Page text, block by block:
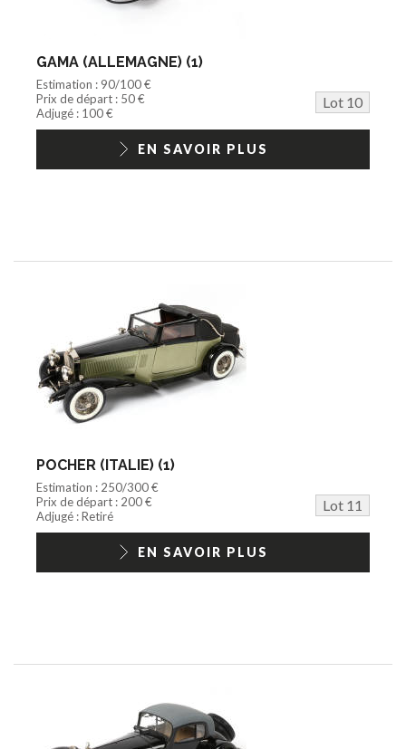
GAMA (ALLEMAGNE) (1)
Estimation : 90/100 €
Prix de départ : 50 €
Lot 10
Adjugé : 100 €
EN SAVOIR PLUS
POCHER (ITALIE) (1)
Estimation : 250/300 €
Prix de départ : 200 €
Lot 11
Adjugé : Retiré
EN SAVOIR PLUS